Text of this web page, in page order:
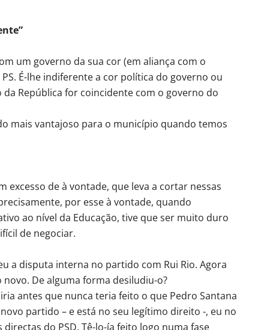
um governo da sua cor (em aliança com o
É-lhe indiferente a cor política do governo ou
República for coincidente com o governo do
mais vantajoso para o município quando temos
excesso de à vontade, que leva a cortar nessas
por esse à vontade, quando
ao nível da Educação, tive que ser muito duro
de negociar.
a disputa interna no partido com Rui Rio. Agora
De alguma forma desiludiu-o?
antes que nunca teria feito o que Pedro Santana
partido – e está no seu legítimo direito -, eu no
do PSD. Tê-lo-ía feito logo numa fase